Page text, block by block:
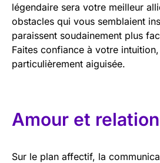
légendaire sera votre meilleur
obstacles qui vous semblaient
paraissent soudainement plus
Faites confiance à votre
particulièrement aiguisée.
Amour et
Sur le plan affectif, la